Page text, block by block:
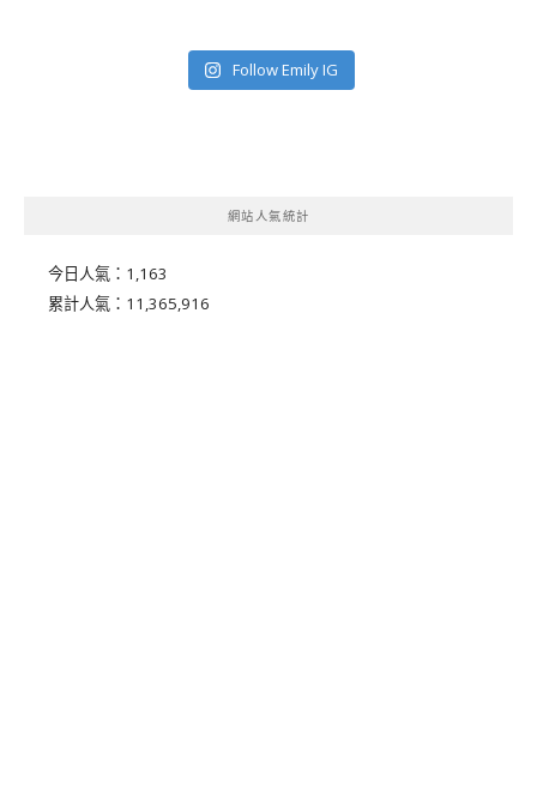
Follow Emily IG
網站人氣統計
今日人氣： 1,163
累計人氣： 11,365,916